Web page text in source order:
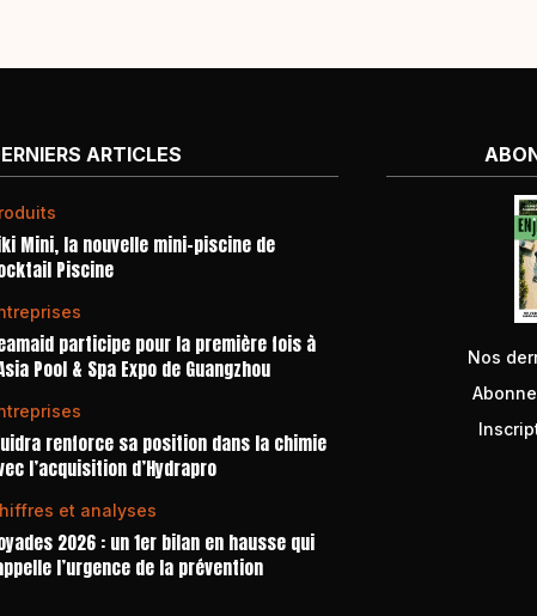
ARTICLES
Mini, la nouvelle mini-piscine de
Piscine
participe pour la première fois à
Pool & Spa Expo de Guangzhou
renforce sa position dans la chimie
l’acquisition d’Hydrapro
et analyses
2026 : un 1er bilan en hausse qui
l’urgence de la prévention
Nos